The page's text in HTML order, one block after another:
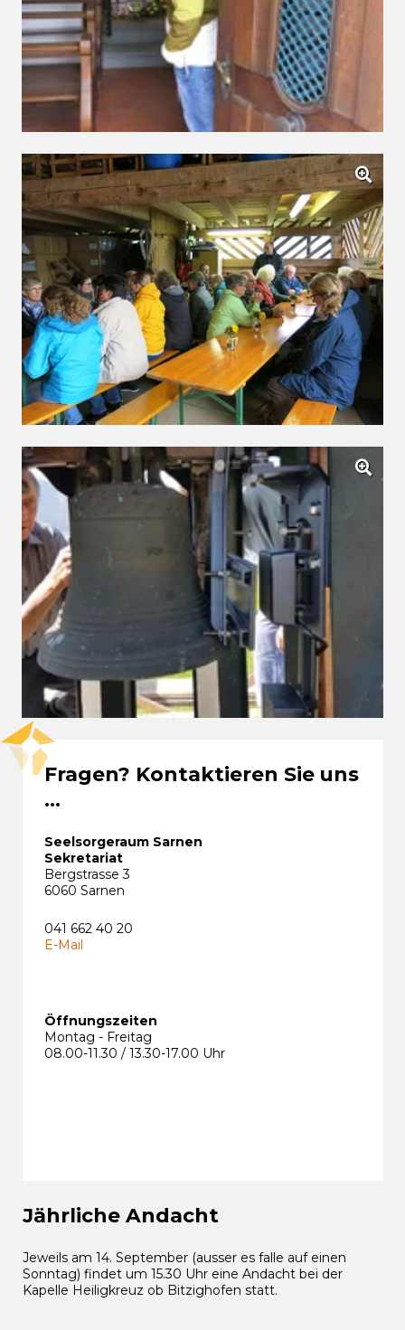
Fragen? Kontaktieren Sie uns
...
Seelsorgeraum Sarnen
Sekretariat
Bergstrasse 3
6060 Sarnen
041 662 40 20
E-Mail
Öffnungszeiten
Montag - Freitag
08.00-11.30 / 13.30-17.00 Uhr
Jährliche Andacht
Jeweils am 14. September (ausser es falle auf einen
Sonntag) findet um 15.30 Uhr eine Andacht bei der
Kapelle Heiligkreuz ob Bitzighofen statt.